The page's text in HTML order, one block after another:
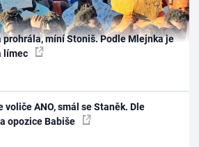
prohrála, míní Stoniš. Podle Mlejnka je
límec
ANO, smál se Staněk. Dle
opozice Babiše